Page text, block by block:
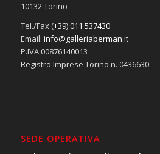
10132 Torino
Tel./Fax(+39) 011 537430
Email: info@galleriaberman.it
P.IVA 00876140013
Registro Imprese Torino n. 0436630
SEDE OPERATIVA